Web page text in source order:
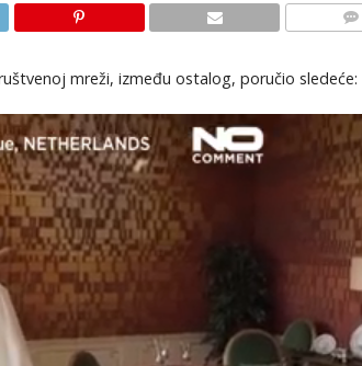
mreži, između ostalog, poručio sledeće: